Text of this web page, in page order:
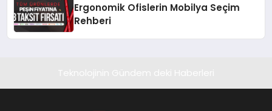
Ergonomik Ofislerin Mobilya Seçim
Rehberi